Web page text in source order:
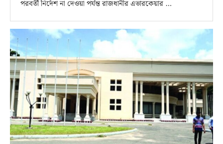
পরবর্তী নির্দেশ না দেওয়া পর্যন্ত রাজধানীর এভারকেয়ার …